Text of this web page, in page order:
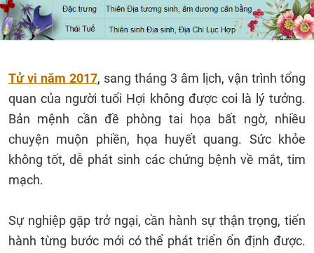
Tử vi năm 2017, sang tháng 3 âm lịch, vận trình tổng
quan của người tuổi Hợi không được coi là lý tưởng.
Bản mệnh cần đề phòng tai họa bất ngờ, nhiều
chuyện muộn phiền, họa huyết quang. Sức khỏe
không tốt, dễ phát sinh các chứng bệnh về mắt, tim
mạch.
Sự nghiệp gặp trở ngại, cần hành sự thận trọng, tiến
hành từng bước mới có thể phát triển ổn định được.